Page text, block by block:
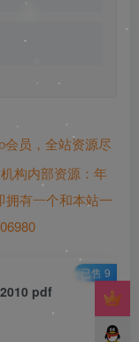
会员，全站资源尽
构内部资源：年
拥有一个和本站一
pdf
已售 9